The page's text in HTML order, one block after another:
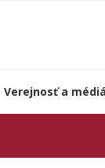
Verejnosť a médiá